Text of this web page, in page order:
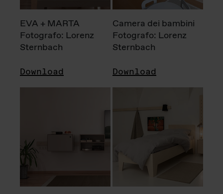
EVA + MARTA
Fotografo: Lorenz
Sternbach
Download
Camera dei bambini
Fotografo: Lorenz
Sternbach
Download